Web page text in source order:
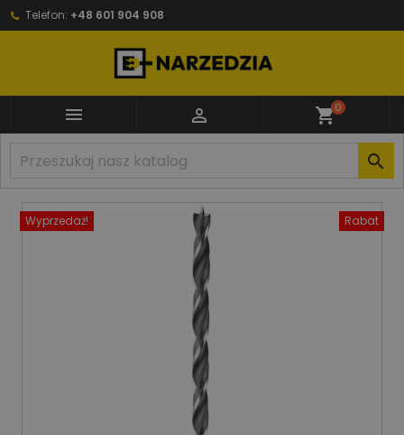
Telefon: +48 601 904 908
  shopping_cart0

Wyprzedaż! Rabat